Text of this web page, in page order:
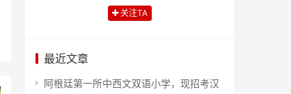
关注TA
最近文章
阿根廷第一所中西文双语小学，现招考汉